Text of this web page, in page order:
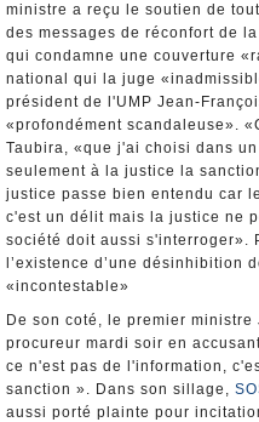
ministre a reçu le soutien de
des messages de réconfort de
qui condamne une couverture
national qui la juge
président de l'UMP Jean-
«profondément scandaleuse».
Taubira, «que j'ai choisi dans
seulement à la justice la
justice passe bien entendu car
c'est un délit mais la justice ne
société doit aussi s'interroger».
l’existence d’une désinhibition
«incontestable»
De son coté, le premier
procureur mardi soir en
ce n'est pas de l'information,
sanction ». Dans son sillage,
aussi porté plainte pour